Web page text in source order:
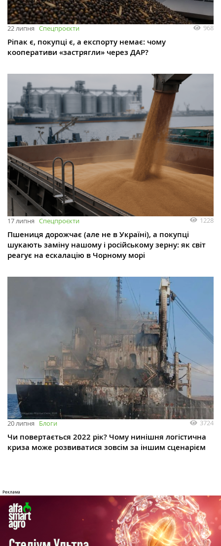
22 липня Спецпроєкти 968
Ріпак є, покупці є, а експорту немає: чому
кооперативи «застрягли» через ДАР?
17 липня Спецпроєкти 1228
Пшениця дорожчає (але не в Україні), а покупці
шукають заміну нашому і російському зерну: як світ
реагує на ескалацію в Чорному морі
20 липня Блоги 3724
Чи повертається 2022 рік? Чому нинішня логістична
криза може розвиватися зовсім за іншим сценарієм